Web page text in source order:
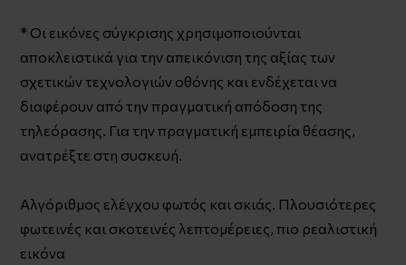
* Οι εικόνες σύγκρισης χρησιμοποιούνται
αποκλειστικά για την απεικόνιση της αξίας των
σχετικών τεχνολογιών οθόνης και ενδέχεται να
διαφέρουν από την πραγματική απόδοση της
τηλεόρασης. Για την πραγματική εμπειρία θέασης,
ανατρέξτε στη συσκευή.
Αλγόριθμος ελέγχου φωτός και σκιάς. Πλουσιότερες
φωτεινές και σκοτεινές λεπτομέρειες, πιο ρεαλιστική
εικόνα